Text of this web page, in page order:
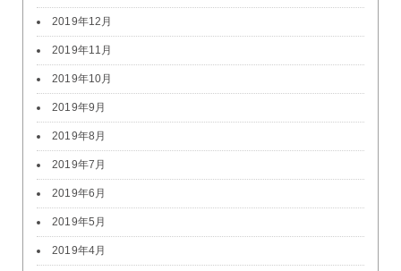
2019年12月
2019年11月
2019年10月
2019年9月
2019年8月
2019年7月
2019年6月
2019年5月
2019年4月